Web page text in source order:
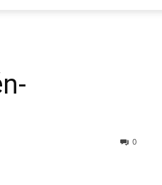
0